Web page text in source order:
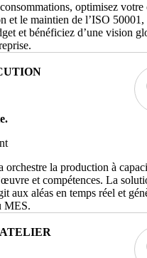
optimisez votre
et le maintien de l’ISO
et bénéficiez d’une vision
orchestre la production à
et compétences. La
aux aléas en temps réel et
MES.